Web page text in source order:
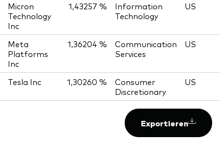
Micron
Technology
Inc
1,43257 %
Information
Technology
US
Meta
Platforms
Inc
1,36204 %
Communication
Services
US
Tesla Inc 1,30260 %
Consumer
Discretionary
US
Exportieren